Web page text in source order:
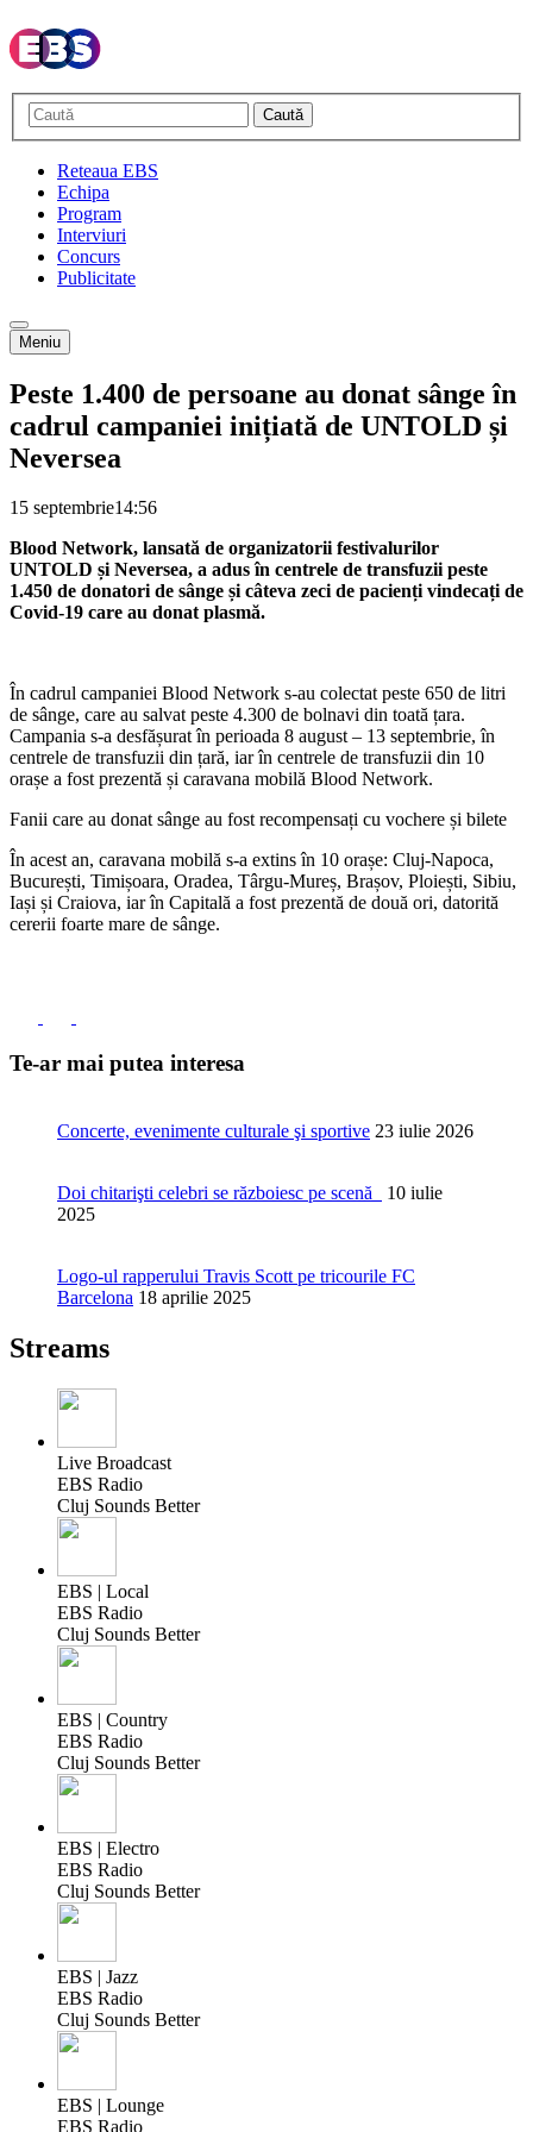
Caută
Reteaua EBS
Echipa
Program
Interviuri
Concurs
Publicitate
Meniu
Peste 1.400 de persoane au donat sânge în
cadrul campaniei inițiată de UNTOLD și
Neversea
15 septembrie14:56
Blood Network, lansată de organizatorii festivalurilor
UNTOLD și Neversea, a adus în centrele de transfuzii peste
1.450 de donatori de sânge și câteva zeci de pacienți vindecați de
Covid-19 care au donat plasmă.
În cadrul campaniei Blood Network s-au colectat peste 650 de litri
de sânge, care au salvat peste 4.300 de bolnavi din toată țara.
Campania s-a desfășurat în perioada 8 august – 13 septembrie, în
centrele de transfuzii din țară, iar în centrele de transfuzii din 10
orașe a fost prezentă și caravana mobilă Blood Network.
Fanii care au donat sânge au fost recompensați cu vochere și bilete
În acest an, caravana mobilă s-a extins în 10 orașe: Cluj-Napoca,
București, Timișoara, Oradea, Târgu-Mureș, Brașov, Ploiești, Sibiu,
Iași și Craiova, iar în Capitală a fost prezentă de două ori, datorită
cererii foarte mare de sânge.
Te-ar mai putea interesa
Concerte, evenimente culturale şi sportive 23 iulie 2026
Doi chitarişti celebri se războiesc pe scenă
10 iulie
2025
Logo-ul rapperului Travis Scott pe tricourile FC
Barcelona 18 aprilie 2025
Streams
Live Broadcast
EBS Radio
Cluj Sounds Better
EBS | Local
EBS Radio
Cluj Sounds Better
EBS | Country
EBS Radio
Cluj Sounds Better
EBS | Electro
EBS Radio
Cluj Sounds Better
EBS | Jazz
EBS Radio
Cluj Sounds Better
EBS | Lounge
EBS Radio